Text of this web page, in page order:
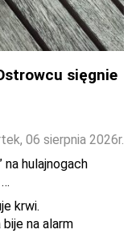
sięgnie
06 sierpnia 2026r.
na hulajnogach
krwi.
na alarm